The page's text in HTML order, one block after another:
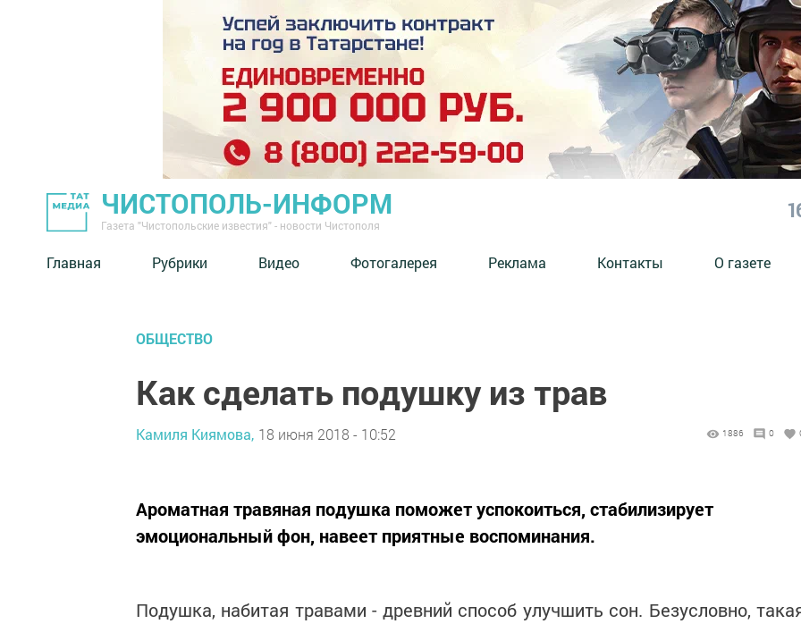
ЧИСТОПОЛЬ-ИНФОРМ
Газета "Чистопольские известия" - новости Чистополя
Главная Рубрики Видео Фотогалерея Реклама Контакты О газете
ОБЩЕСТВО
Как сделать подушку из трав
Камиля Киямова, 18 июня 2018 - 10:52 1886 0
Ароматная травяная подушка поможет успокоиться, стабилизирует
эмоциональный фон, навеет приятные воспоминания.
Подушка, набитая травами - древний способ улучшить сон. Безусловно,